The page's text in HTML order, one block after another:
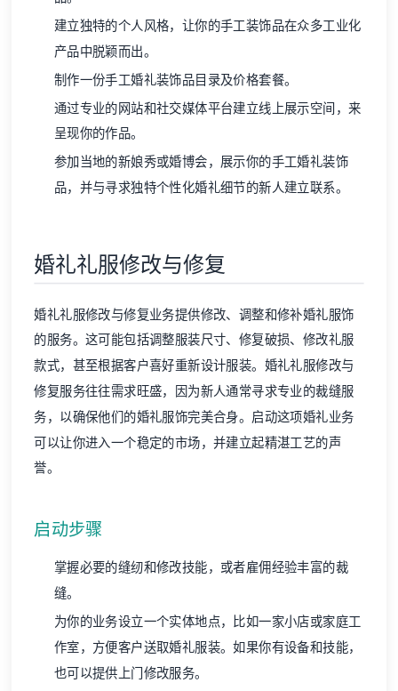
建立独特的个人风格，让你的手工装饰品在众多工业化
产品中脱颖而出。
制作一份手工婚礼装饰品目录及价格套餐。
通过专业的网站和社交媒体平台建立线上展示空间，来
呈现你的作品。
参加当地的新娘秀或婚博会，展示你的手工婚礼装饰
品，并与寻求独特个性化婚礼细节的新人建立联系。
婚礼礼服修改与修复
婚礼礼服修改与修复业务提供修改、调整和修补婚礼服饰
的服务。这可能包括调整服装尺寸、修复破损、修改礼服
款式，甚至根据客户喜好重新设计服装。婚礼礼服修改与
修复服务往往需求旺盛，因为新人通常寻求专业的裁缝服
务，以确保他们的婚礼服饰完美合身。启动这项婚礼业务
可以让你进入一个稳定的市场，并建立起精湛工艺的声
誉。
启动步骤
掌握必要的缝纫和修改技能，或者雇佣经验丰富的裁
缝。
为你的业务设立一个实体地点，比如一家小店或家庭工
作室，方便客户送取婚礼服装。如果你有设备和技能，
也可以提供上门修改服务。